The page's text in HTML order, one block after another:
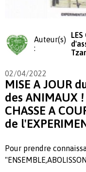
Auteur(s)
:
02/04/2022
MISE A JOUR
des ANIMAUX
CHASSE A
de
Pour prendre